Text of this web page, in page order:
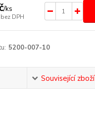
/ks
bez DPH
5200-007-10
Související zboží